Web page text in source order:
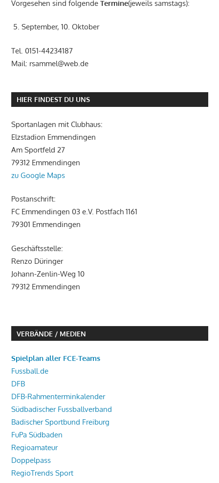
Vorgesehen sind folgende Termine(jeweils samstags):
5. September, 10. Oktober
Tel. 0151-44234187
Mail: rsammel@web.de
HIER FINDEST DU UNS
Sportanlagen mit Clubhaus:
Elzstadion Emmendingen
Am Sportfeld 27
79312 Emmendingen
zu Google Maps
Postanschrift:
FC Emmendingen 03 e.V. Postfach 1161
79301 Emmendingen
Geschäftsstelle:
Renzo Düringer
Johann-Zenlin-Weg 10
79312 Emmendingen
VERBÄNDE / MEDIEN
Spielplan aller FCE-Teams
Fussball.de
DFB
DFB-Rahmenterminkalender
Südbadischer Fussballverband
Badischer Sportbund Freiburg
FuPa Südbaden
Regioamateur
Doppelpass
RegioTrends Sport